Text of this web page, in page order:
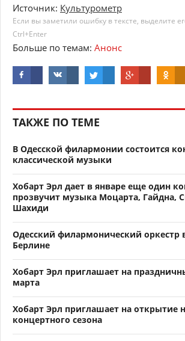
Источник: Культурометр
Если вы заметили ошибку в тексте, выделите
Ctrl+Enter
Больше по темам: Анонс
ТАКЖЕ ПО ТЕМЕ
В Одесской филармонии состоится
классической музыки
Хобарт Эрл дает в январе еще один
прозвучит музыка Моцарта, Гайдна,
Шахиди
Одесский филармонический оркестр
Берлине
Хобарт Эрл приглашает на
марта
Хобарт Эрл приглашает на открытие
концертного сезона